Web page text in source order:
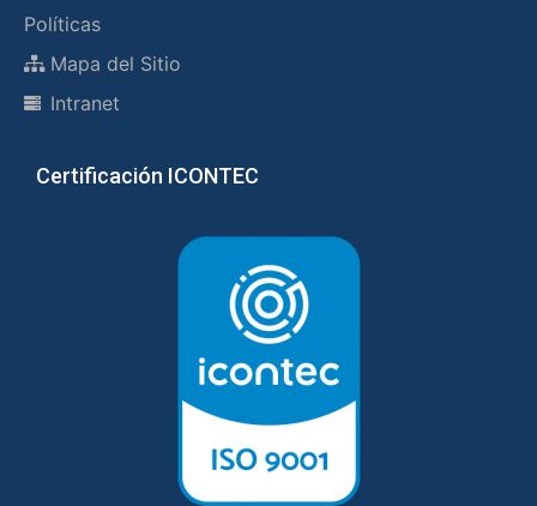
Certificación ICONTEC
Políticas
Mapa del Sitio
Intranet